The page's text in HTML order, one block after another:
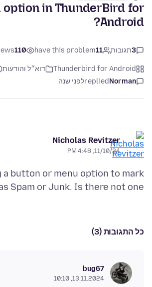
option in ThunderBird for
Android?
3תגובות 11
have this problem
110
Thunderbird for Android דוא״ל והודעות
Norman
repliedלפני שנה
Nicholas Revitzer
11/10/24, 4:48 PM
a button or menu option to mark
Spam or Junk. Is there not one?
כל התגובות (3)
bug67
13.11.2024, 10:10